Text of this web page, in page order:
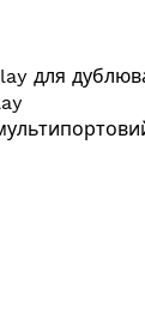
для